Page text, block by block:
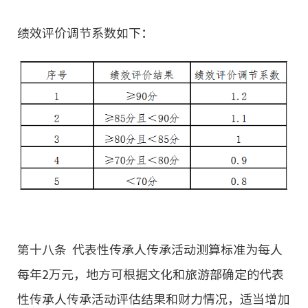
绩效评价调节系数如下：
第十八条 代表性传承人传承活动测算标准为每人
每年2万元，地方可根据文化和旅游部确定的代表
性传承人传承活动评估结果和财力情况，适当增加